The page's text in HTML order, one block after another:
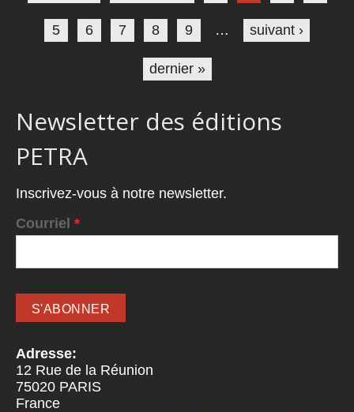
5 6 7 8 9 … suivant ›
dernier »
Newsletter des éditions
PETRA
Inscrivez-vous à notre newsletter.
Courriel *
Adresse:
12 Rue de la Réunion
75020 PARIS
France